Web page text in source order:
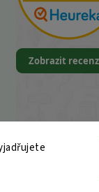
Zobrazit